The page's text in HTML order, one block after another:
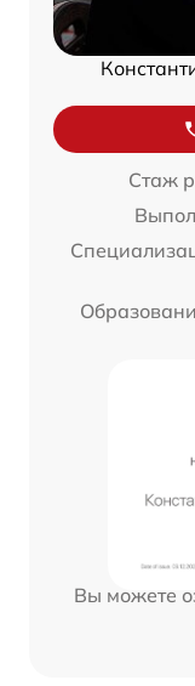
Стаж
Вы можете